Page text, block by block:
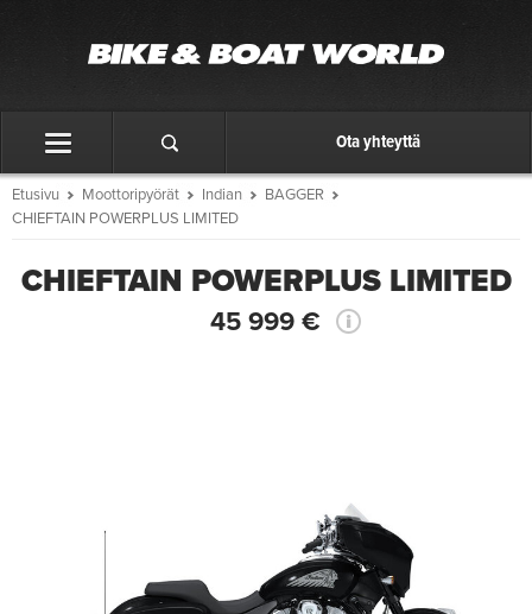
Ota yhteyttä
Etusivu Moottoripyörät Indian
BAGGER
CHIEFTAIN POWERPLUS LIMITED
CHIEFTAIN POWERPLUS LIMITED
45 999 €